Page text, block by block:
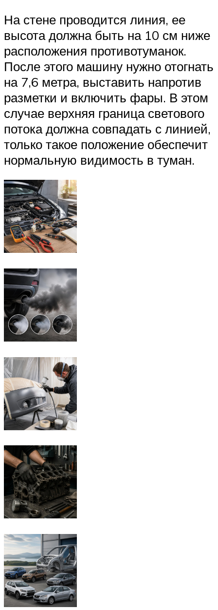
На стене проводится линия, ее
высота должна быть на 10 см ниже
расположения противотуманок.
После этого машину нужно отогнать
на 7,6 метра, выставить напротив
разметки и включить фары. В этом
случае верхняя граница светового
потока должна совпадать с линией,
только такое положение обеспечит
нормальную видимость в туман.